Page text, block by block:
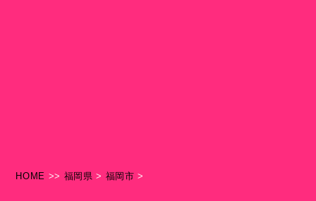
HOME >> 福岡県 > 福岡市 >